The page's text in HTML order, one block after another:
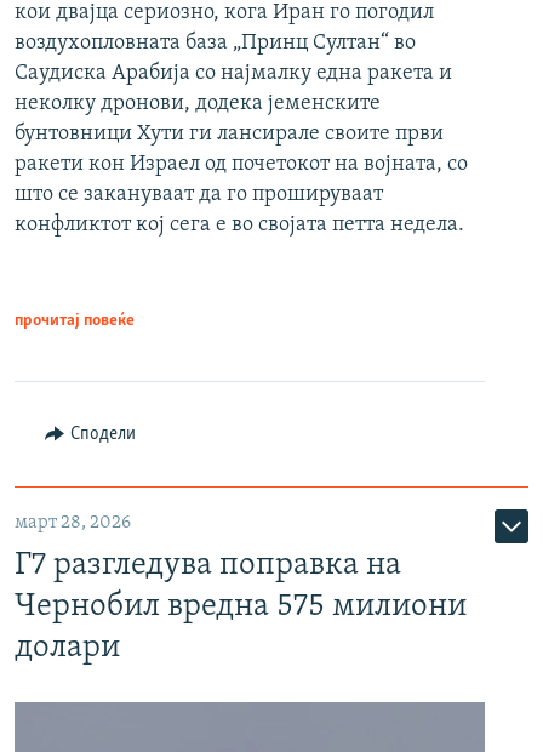
кои двајца сериозно, кога Иран го погодил
воздухопловната база „Принц Султан“ во
Саудиска Арабија со најмалку една ракета и
неколку дронови, додека јеменските
бунтовници Хути ги лансирале своите први
ракети кон Израел од почетокот на војната, со
што се закануваат да го прошируваат
конфликтот кој сега е во својата петта недела.
прочитај повеќе
Сподели
март 28, 2026
Г7 разгледува поправка на
Чернобил вредна 575 милиони
долари